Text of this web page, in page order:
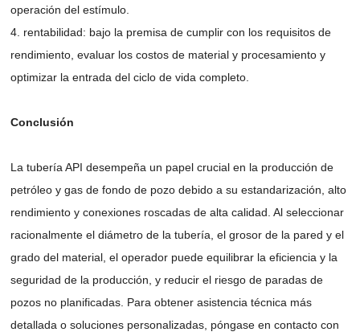
operación del estímulo.
4. rentabilidad: bajo la premisa de cumplir con los requisitos de
rendimiento, evaluar los costos de material y procesamiento y
optimizar la entrada del ciclo de vida completo.
Conclusión
La tubería API desempeña un papel crucial en la producción de
petróleo y gas de fondo de pozo debido a su estandarización, alto
rendimiento y conexiones roscadas de alta calidad. Al seleccionar
racionalmente el diámetro de la tubería, el grosor de la pared y el
grado del material, el operador puede equilibrar la eficiencia y la
seguridad de la producción, y reducir el riesgo de paradas de
pozos no planificadas. Para obtener asistencia técnica más
detallada o soluciones personalizadas, póngase en contacto con